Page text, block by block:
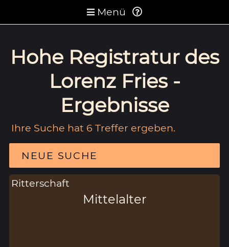
Menü
Hohe Registratur des
Lorenz Fries -
Ergebnisse
Ihre Suche hat 6 Treffer ergeben.
NEUE SUCHE
Ritterschaft
Mittelalter